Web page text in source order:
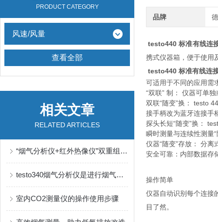
PRODUCT CATEGORY
风速/风量
查看全部
相关文章
RELATED ARTICLES
“烟气分析仪+红外热像仪”双重组合 助推焦化行业环保检测、安全管理
testo340烟气分析仪是进行烟气分析的一种有效分析手段
室内CO2测量仪的操作使用步骤
品牌
testo440 标准有线连
携式仪器箱，便于使用
testo440 标准有线连
可适用于不同的应用需
“双联” 制： 仪器可单
双联“随变”换： testo
接手柄改为蓝牙连接手
探头长短“随变”换：
瞬时测量与连续性测量
仪器“随变”存放： 分
安全可靠：内部数据存
操作简单
仪器自动识别每个连接
目了然。